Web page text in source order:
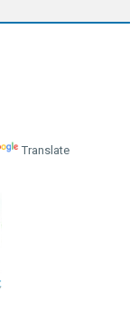
Translate